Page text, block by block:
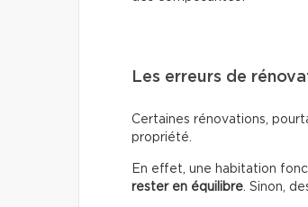
Les erreurs de
Certaines rénovations,
propriété.
En effet, une habitation
rester en équilibre. Sinon,